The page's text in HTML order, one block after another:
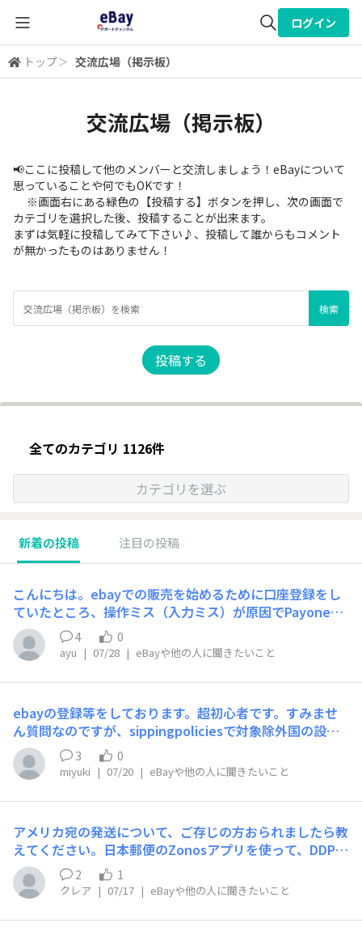
全体検索
ログイン
トップ＞ 交流広場（掲示板）
交流広場（掲示板）
📢ここに投稿して他のメンバーと交流しましょう！eBayについて
思っていることや何でもOKです！
※画面右にある緑色の【投稿する】ボタンを押し、次の画面で
カテゴリを選択した後、投稿することが出来ます。
まずは気軽に投稿してみて下さい♪、投稿して誰からもコメント
が無かったものはありません！
投稿する
全てのカテゴリ 1126件
カテゴリを選ぶ
新着の投稿 注目の投稿
こんにちは。ebayでの販売を始めるために口座登録をし
ていたところ、操作ミス（入力ミス）が原因でPayoneer
アカウントが永久閉鎖されてしまいました。不正な意図は
一切なく、純粋な手続き上のミスです。正しい本人確認書
類や銀行口座の用意はありますので、Payoneer側への再
審査の取り次ぎ、または連携のやり直しができないか助け
4 0
ayu | 07/28 | eBayや他の人に聞きたいこと
ebayの登録等をしております。超初心者です。すみませ
ん質問なのですが、sippingpoliciesで対象除外国の設定
をしております。まだ、初心者ですので、アメリカ本土、
香港、シンガポール、オーストラリア以外の国は除外国に
したい状況です。香港、シンガポール、オーストラリアの
チェックボックスは外し、対象国にしたのですが、アメリ
アメリカ本土は、対象除外国にならないので、この除外国
のところにないという認識でよろしいのでしょうか？
3 0
miyuki | 07/20 | eBayや他の人に聞きたいこと
アメリカ宛の発送について、ご存じの方おられましたら教
えてください。日本郵便のZonosアプリを使って、DDPで
アメリカへ発送した場合、関税に間違いがあった場合など
の追加の請求は誰にされるのでしょうか？ebayスピード
パックエコノミーだと、数ヶ月後に調整が入り追徴される
ことが多いです。郵便局に確認したところ、わからないと
2 1
クレア | 07/17 | eBayや他の人に聞きたいこと